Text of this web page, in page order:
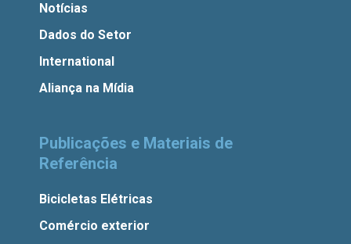
Notícias
Dados do Setor
International
Aliança na Mídia
Publicações e Materiais de
Referência
Bicicletas Elétricas
Comércio exterior